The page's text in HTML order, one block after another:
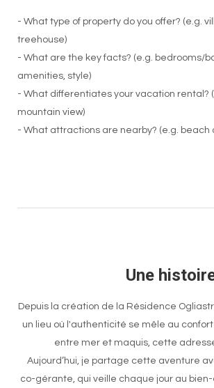
- What type of property do you offer? (e.g.
treehouse)
- What are the key facts? (e.g. bedrooms/
amenities, style)
- What differentiates your vacation rental?
mountain view)
- What attractions are nearby? (e.g. beach
Une
Depuis la création de la Résidence
un lieu où l'authenticité se mêle au
entre mer et maquis, cette
Aujourd’hui, je partage cette aventure
co-gérante, qui veille chaque jour au